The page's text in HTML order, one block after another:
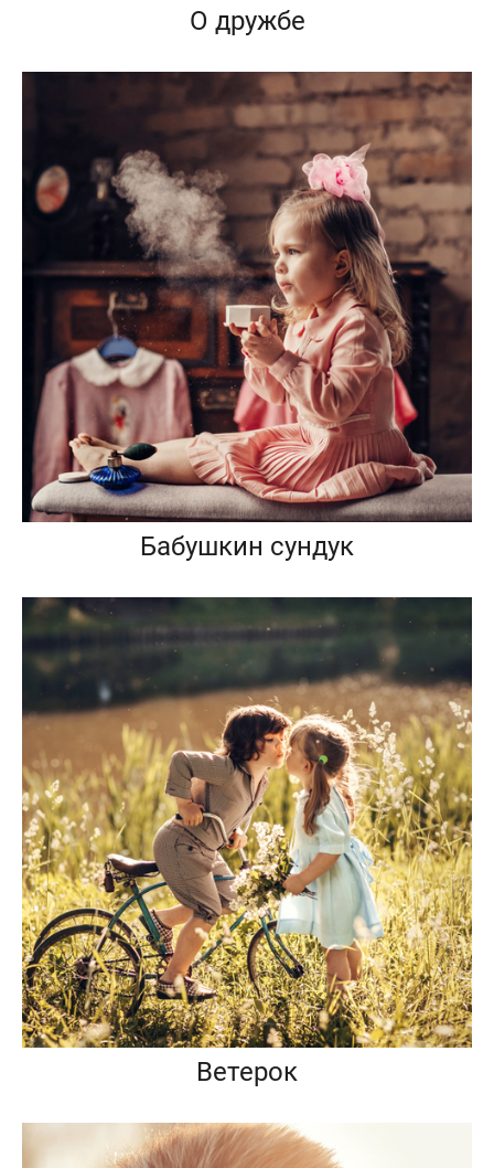
О дружбе
Бабушкин сундук
Ветерок